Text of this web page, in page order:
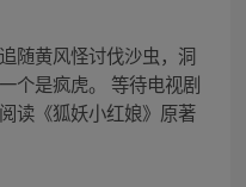
随黄风怪讨伐沙虫，洞
个是疯虎。 等待电视剧
读《狐妖小红娘》原著